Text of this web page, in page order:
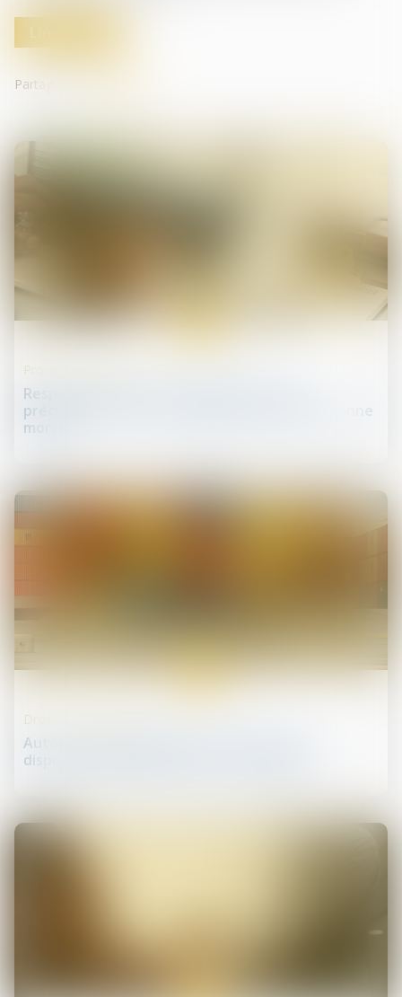
Lire la suite
Partager sur
Responsabilité pour insuffisance d’actifs :
précisions sur le cas du dirigeant de fait personne
morale
Procédures collectives
Autorisation d’exploitation commerciale : un
dispositif expérimental entre en vigueur
Droit de la distribution